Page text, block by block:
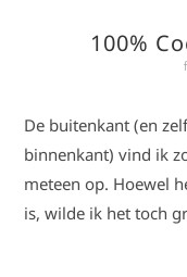
100%
De buitenkant (en
binnenkant) vind ik
meteen op. Hoewel
is, wilde ik het toch